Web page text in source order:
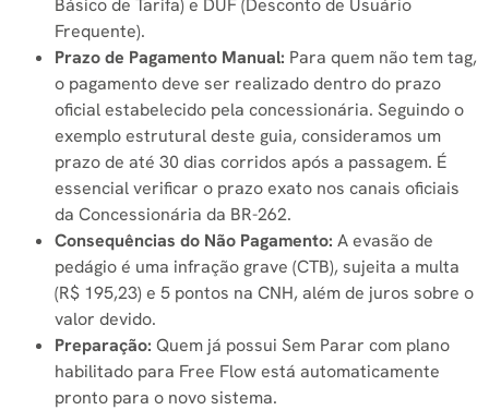
Básico de Tarifa) e DUF (Desconto de Usuário
Frequente).
Prazo de Pagamento Manual: Para quem não tem tag,
o pagamento deve ser realizado dentro do prazo
oficial estabelecido pela concessionária. Seguindo o
exemplo estrutural deste guia, consideramos um
prazo de até 30 dias corridos após a passagem. É
essencial verificar o prazo exato nos canais oficiais
da Concessionária da BR-262.
Consequências do Não Pagamento: A evasão de
pedágio é uma infração grave (CTB), sujeita a multa
(R$ 195,23) e 5 pontos na CNH, além de juros sobre o
valor devido.
Preparação: Quem já possui Sem Parar com plano
habilitado para Free Flow está automaticamente
pronto para o novo sistema.